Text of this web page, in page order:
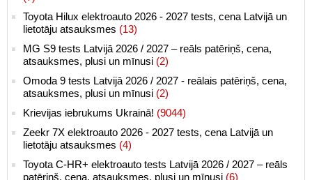
Toyota Hilux elektroauto 2026 - 2027 tests, cena Latvijā un
lietotāju atsauksmes (13)
MG S9 tests Latvijā 2026 / 2027 – reāls patēriņš, cena,
atsauksmes, plusi un mīnusi (2)
Omoda 9 tests Latvijā 2026 / 2027 - reālais patēriņš, cena,
atsauksmes, plusi un mīnusi (2)
Krievijas iebrukums Ukrainā! (9044)
Zeekr 7X elektroauto 2026 - 2027 tests, cena Latvijā un
lietotāju atsauksmes (4)
Toyota C-HR+ elektroauto tests Latvijā 2026 / 2027 – reāls
patēriņš, cena, atsauksmes, plusi un mīnusi (6)